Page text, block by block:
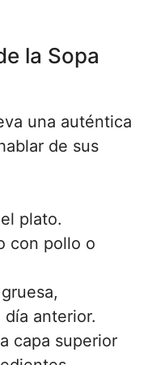
la Sopa
una auténtica
de sus
plato.
con pollo o
anterior.
capa superior